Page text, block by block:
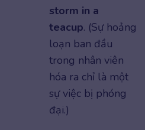
storm in a
teacup. (Sự hoảng
loạn ban đầu
trong nhân viên
hóa ra chỉ là một
sự việc bị phóng
đại.)